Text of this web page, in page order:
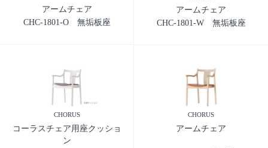
アームチェア
CHC-1801-O 無垢板座
アームチェア
CHC-1801-W 無垢板座
CHORUS
コーラスチェア用座クッショ
ン
CHORUS
アームチェア